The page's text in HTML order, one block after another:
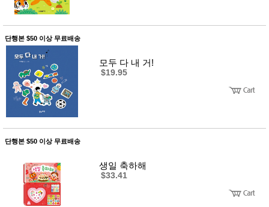
세탁세
제
일상 돋
보기
침구용
품
생활/욕
실/청소
용품
WALL
DECO
Pet
Supplies
문 공연/행
단행본 $50 이상 무료배송
모두 다 내 거!
$19.95
단행본 $50 이상 무료배송
생일 축하해
$33.41